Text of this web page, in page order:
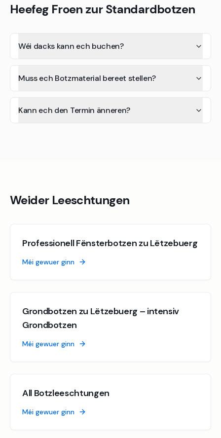
Heefeg Froen zur Standardbotzen
Wéi dacks kann ech buchen?
Muss ech Botzmaterial bereet stellen?
Kann ech den Termin änneren?
Weider Leeschtungen
Professionell Fënsterbotzen zu Lëtzebuerg
Méi gewuer ginn
Grondbotzen zu Lëtzebuerg – intensiv
Grondbotzen
Méi gewuer ginn
All Botzleeschtungen
Méi gewuer ginn